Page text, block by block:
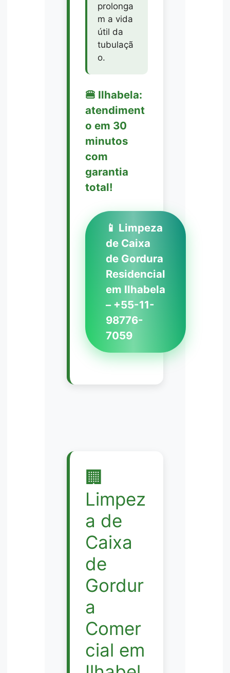
prolonga
m a vida
útil da
tubulaçã
o.
🍔 Ilhabela:
atendiment
o em 30
minutos
com
garantia
total!
📱 Limpeza
de Caixa
de Gordura
Residencial
em Ilhabela
– +55-11-
98776-
7059
🏢
Limpez
a de
Caixa
de
Gordur
a
Comer
cial em